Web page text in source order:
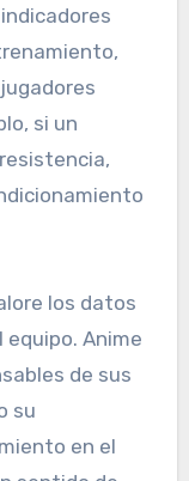
en las
que el
y
Los
si un